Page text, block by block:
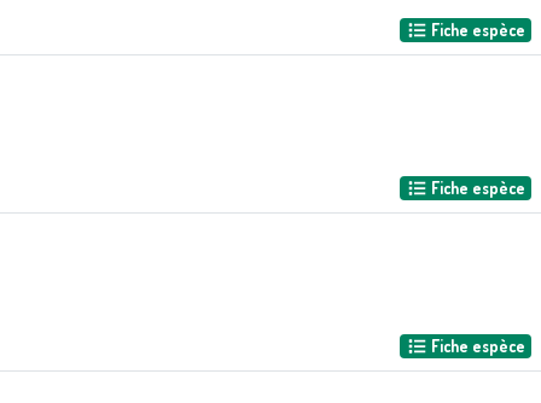
Fiche espèce
Fiche espèce
Fiche espèce